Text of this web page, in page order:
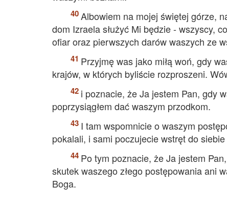
Albowiem na mojej świętej górze,
dom Izraela służyć Mi będzie - wszyscy,
ofiar oraz pierwszych darów waszych ze
Przyjmę was jako miłą woń, gdy
krajów, w których byliście rozproszeni.
i poznacie, że Ja jestem Pan, gdy
poprzysiągłem dać waszym przodkom.
I tam wspomnicie o waszym
pokalali, i sami poczujecie wstręt do
Po tym poznacie, że Ja jestem
skutek waszego złego postępowania ani
Boga.